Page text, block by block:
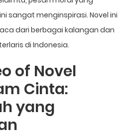
sangat menginspirasi. Novel ini
dari berbagai kalangan dan
di Indonesia.
of Novel
Cinta:
yang